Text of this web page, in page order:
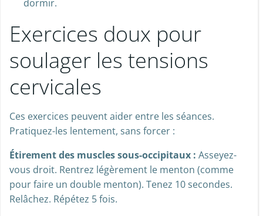
dormir.
Exercices doux pour
soulager les tensions
cervicales
Ces exercices peuvent aider entre les séances.
Pratiquez-les lentement, sans forcer :
Étirement des muscles sous-occipitaux : Asseyez-
vous droit. Rentrez légèrement le menton (comme
pour faire un double menton). Tenez 10 secondes.
Relâchez. Répétez 5 fois.